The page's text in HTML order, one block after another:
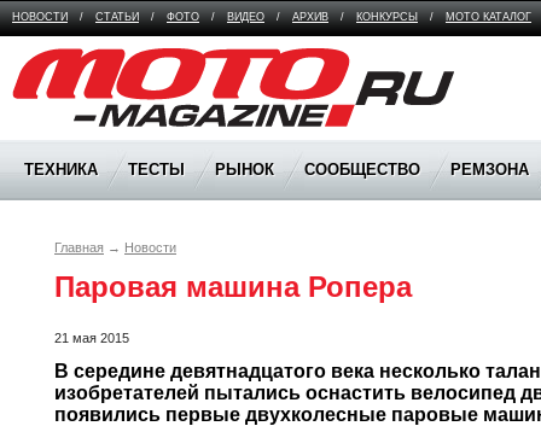
НОВОСТИ / СТАТЬИ / ФОТО / ВИДЕО / АРХИВ / КОНКУРСЫ / МОТО КАТАЛОГ
Moto Magazine
ТЕХНИКА ТЕСТЫ РЫНОК СООБЩЕСТВО РЕМЗОНА
Главная → Новости
Паровая машина Ропера
21 мая 2015
В середине девятнадцатого века несколько
изобретателей пытались оснастить велосипед
появились первые двухколесные паровые